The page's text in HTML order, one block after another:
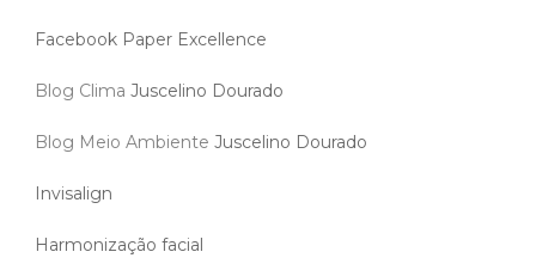
Facebook Paper Excellence
Blog Clima Juscelino Dourado
Blog Meio Ambiente Juscelino Dourado
Invisalign
Harmonização facial